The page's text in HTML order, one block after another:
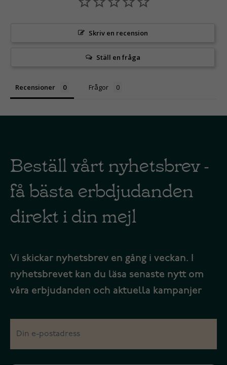
Skriv en recension
Ställ en fråga
Recensioner Frågor
Beställ vårt nyhetsbrev -
få bästa erbdjudanden
direkt i din mejl
Vi skickar nyhetsbrev en gång i veckan. I
nyhetsbrevet kan du läsa senaste nytt om
våra erbjudanden och aktuella kampanjer